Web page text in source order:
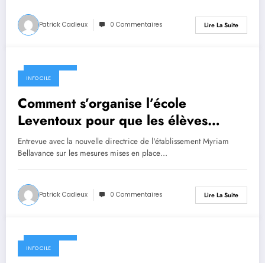
Patrick Cadieux 0 Commentaires Lire La Suite
8 avril 2020
INFO CILE
Comment s’organise l’école
Leventoux pour que les élèves
consolident leurs apprentissages
Entrevue avec la nouvelle directrice de l'établissement Myriam
Bellavance sur les mesures mises en place…
Patrick Cadieux 0 Commentaires Lire La Suite
8 avril 2020
INFO CILE